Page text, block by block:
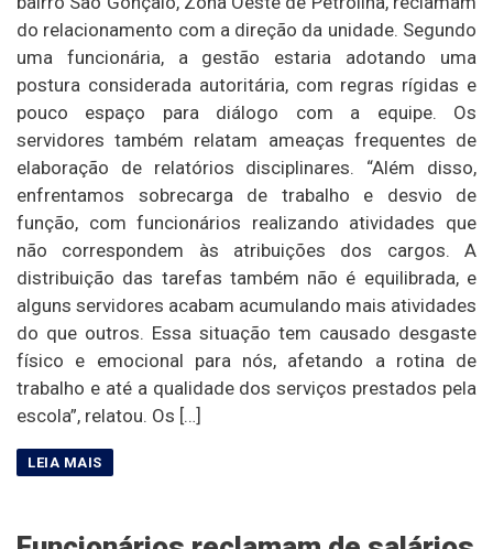
do relacionamento com a direção da unidade. Segundo
uma funcionária, a gestão estaria adotando uma
postura considerada autoritária, com regras rígidas e
pouco espaço para diálogo com a equipe. Os
servidores também relatam ameaças frequentes de
elaboração de relatórios disciplinares. “Além disso,
enfrentamos sobrecarga de trabalho e desvio de
função, com funcionários realizando atividades que
não correspondem às atribuições dos cargos. A
distribuição das tarefas também não é equilibrada, e
alguns servidores acabam acumulando mais atividades
do que outros. Essa situação tem causado desgaste
físico e emocional para nós, afetando a rotina de
trabalho e até a qualidade dos serviços prestados pela
escola”, relatou. Os […]